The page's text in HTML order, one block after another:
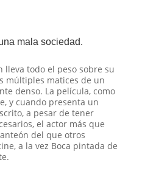
mala sociedad.
lleva todo el peso sobre su
múltiples matices de un
denso. La película, como
y cuando presenta un
a pesar de tener
el actor más que
del que otros
a la vez Boca pintada de